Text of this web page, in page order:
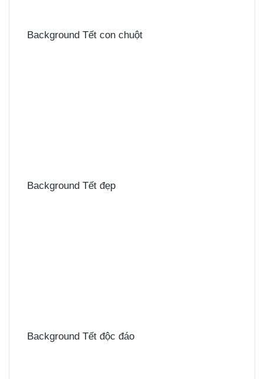
Background Tết con chuột
Background Tết đẹp
Background Tết độc đáo